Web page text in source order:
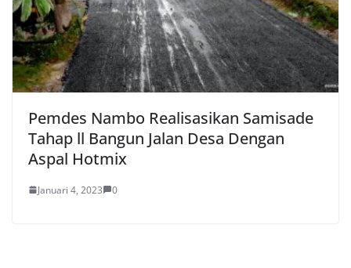
Pemdes Nambo Realisasikan Samisade
Tahap ll Bangun Jalan Desa Dengan
Aspal Hotmix
Januari 4, 2023 0